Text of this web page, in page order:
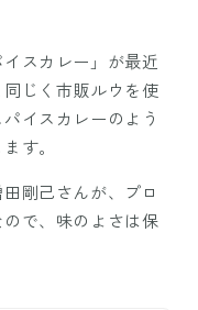
スカレー」が最近
じく市販ルウを使
イスカレーのよう
す。
剛己さんが、プロ
で、味のよさは保